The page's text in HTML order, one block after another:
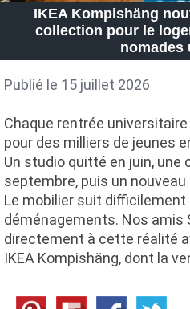
IKEA Kompishäng
collection pour le
nomades
Publié le 15 juillet 2026
Chaque rentrée
pour des milliers de jeunes
Un studio quitté en juin, une
septembre, puis un
Le mobilier suit difficilement
déménagements. Nos amis
directement à cette réalité
IKEA Kompishäng, dont la